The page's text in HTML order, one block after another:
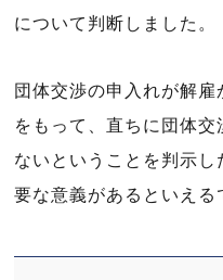
について判断しました。
団体交渉の申入れが解
をもって、直ちに団体
ないということを判示
要な意義があるといえる